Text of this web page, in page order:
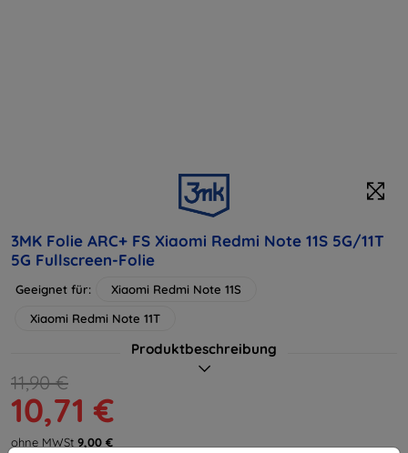
3MK Folie ARC+ FS Xiaomi Redmi Note 11S 5G/11T
5G Fullscreen-Folie
Geeignet für:
Xiaomi Redmi Note 11S
Xiaomi Redmi Note 11T
Produktbeschreibung
11,90 €
10,71 €
ohne MWSt 9,00 €